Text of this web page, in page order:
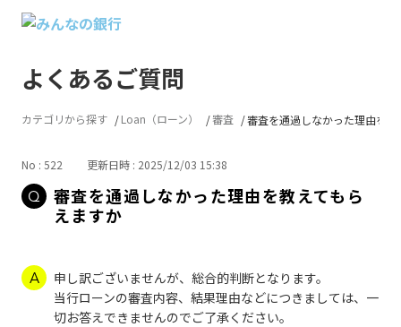
よくあるご質問
カテゴリから探す Loan（ローン） 審査 審査を通過しなかった理由を教
No : 522 更新日時 : 2025/12/03 15:38
審査を通過しなかった理由を教えてもら
えますか
申し訳ございませんが、総合的判断となります。
当行ローンの審査内容、結果理由などにつきましては、一
切お答えできませんのでご了承ください。